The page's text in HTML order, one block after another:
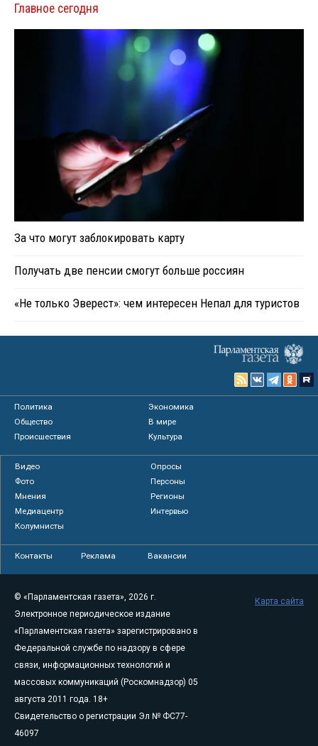
Главное сегодня
За что могут заблокировать карту
Получать две пенсии смогут больше россиян
«Не только Эверест»: чем интересен Непал для туристов
Политика
Экономика
Общество
В мире
Происшествия
Культура
Видео
Опросы
Фото
Персоны
Мнения
Регионы
Медиацентр
Интервью
Колумнисты
Контакты Реклама Вакансии
© «Парламентская газета», 2026 г.
Электронное периодическое издание
«Парламентская газета» зарегистрировано в
Федеральной службе по надзору в сфере
связи, информационных технологий и
массовых коммуникаций (Роскомнадзор) 05
августа 2011 года. 18+
Свидетельство о регистрации Эл № ФС77-
46097
Карта сайта